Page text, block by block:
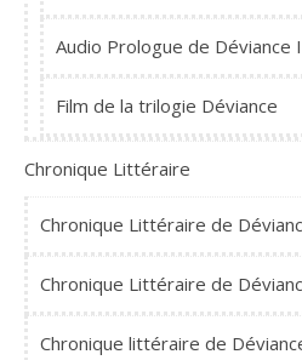
Audio Prologue de Déviance
Film de la trilogie Déviance
Chronique Littéraire
Chronique Littéraire de
Chronique Littéraire de
Chronique littéraire de